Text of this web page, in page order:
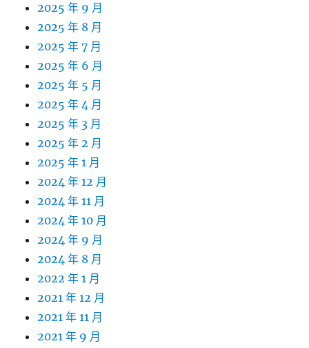
2025 年 9 月
2025 年 8 月
2025 年 7 月
2025 年 6 月
2025 年 5 月
2025 年 4 月
2025 年 3 月
2025 年 2 月
2025 年 1 月
2024 年 12 月
2024 年 11 月
2024 年 10 月
2024 年 9 月
2024 年 8 月
2022 年 1 月
2021 年 12 月
2021 年 11 月
2021 年 9 月